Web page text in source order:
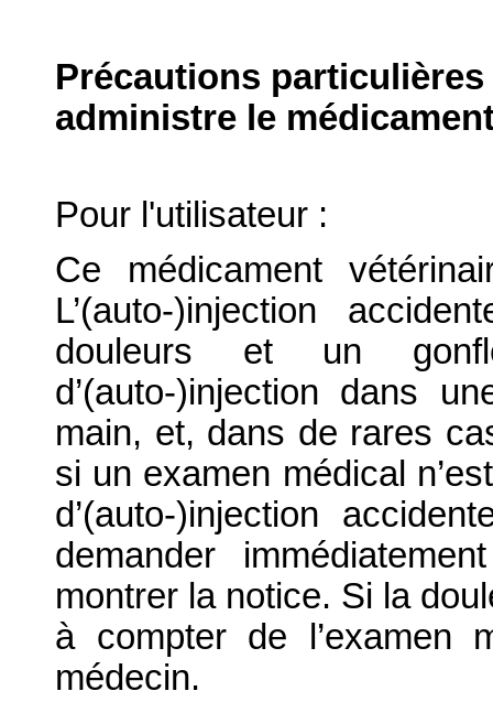
Précautions
administre le
Pour l'utilisateur :
Ce médicament
L’(auto-)injection
douleurs et un
d’(auto-)injection dans
main, et, dans de rares
si un examen médical
d’(auto-)injection
demander
montrer la notice. Si la
à compter de l’examen
médecin.